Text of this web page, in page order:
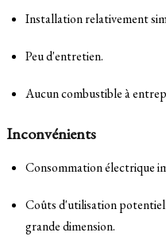
Installation relativement
Peu d'entretien.
Aucun combustible à
Inconvénients
Consommation électrique
Coûts d'utilisation
grande dimension.